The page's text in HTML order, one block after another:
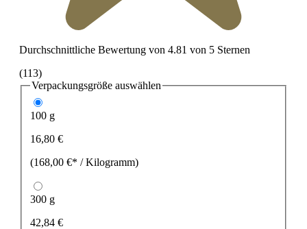
Durchschnittliche Bewertung von 4.81 von 5 Sternen
(113)
Verpackungsgröße auswählen
100 g
16,80 €
(168,00 €* / Kilogramm)
300 g
42,84 €